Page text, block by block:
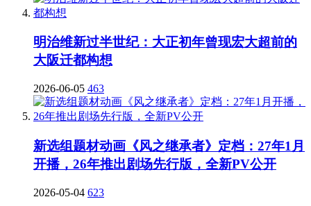
明治维新过半世纪：大正初年曾现宏大超前的
大阪迁都构想
2026-06-05 463
新选组题材动画《风之继承者》定档：27年1月
开播，26年推出剧场先行版，全新PV公开
2026-05-04 623